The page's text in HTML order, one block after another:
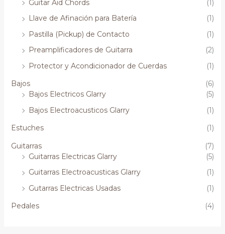
Guitar Aid Chords
(1)
Llave de Afinación para Batería
(1)
Pastilla (Pickup) de Contacto
(1)
Preamplificadores de Guitarra
(2)
Protector y Acondicionador de Cuerdas
(1)
Bajos
(6)
Bajos Electricos Glarry
(5)
Bajos Electroacusticos Glarry
(1)
Estuches
(1)
Guitarras
(7)
Guitarras Electricas Glarry
(5)
Guitarras Electroacusticas Glarry
(1)
Gutarras Electricas Usadas
(1)
Pedales
(4)